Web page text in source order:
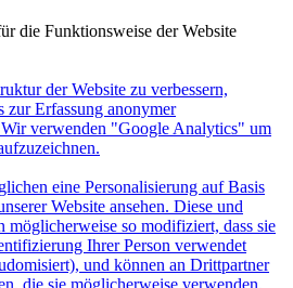
die Funktionsweise der Website
der Website zu verbessern,
Erfassung anonymer
verwenden "Google Analytics" um
eine Personalisierung auf Basis
Website ansehen. Diese und
möglicherweise so modifiziert, dass sie
Ihrer Person verwendet
und können an Drittpartner
die sie möglicherweise verwenden,